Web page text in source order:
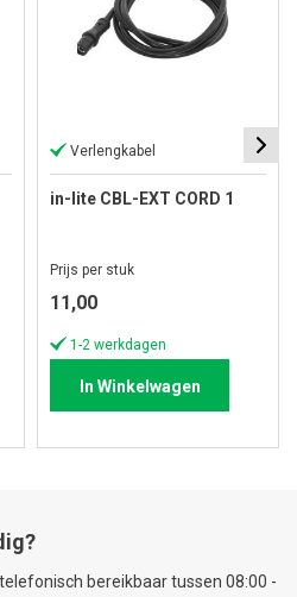
Verlengkabel
in-lite CBL-EXT CORD 1
Prijs per stuk
11,00
1-2 werkdagen
In Winkelwagen
bereikbaar tussen 08:00 -